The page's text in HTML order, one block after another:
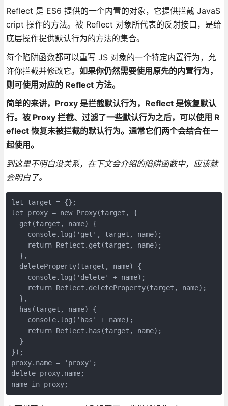
Reflect 是 ES6 提供的一个内置的对象，它提供拦截 JavaS
cript 操作的方法。被 Reflect 对象所代表的反射接口，是给
底层操作提供默认行为的方法的集合。
每个陷阱函数都可以重写 JS 对象的一个特定内置行为，允
许你拦截并修改它。 如果你仍然需要使用原先的内置行为，
则可使用对应的 Reflect 方法。
简单的来讲，Proxy 是拦截默认行为，Reflect 是恢复默认
行。被 Proxy 拦截、过滤了一些默认行为之后，可以使用 R
eflect 恢复未被拦截的默认行为。通常它们两个会结合在一
起使用。
到这里不明白没关系，在下文会介绍的陷阱函数中，应该就
会明白了。
let target = {};
let proxy = new Proxy(target, {
  get(target, name) {
    console.log('get', target, name);
    return Reflect.get(target, name);
  },
  deleteProperty(target, name) {
    console.log('delete' + name);
    return Reflect.deleteProperty(target, name);
  },
  has(target, name) {
    console.log('has' + name);
    return Reflect.has(target, name);
  }
});
proxy.name = 'proxy';
delete proxy.name;
name in proxy;